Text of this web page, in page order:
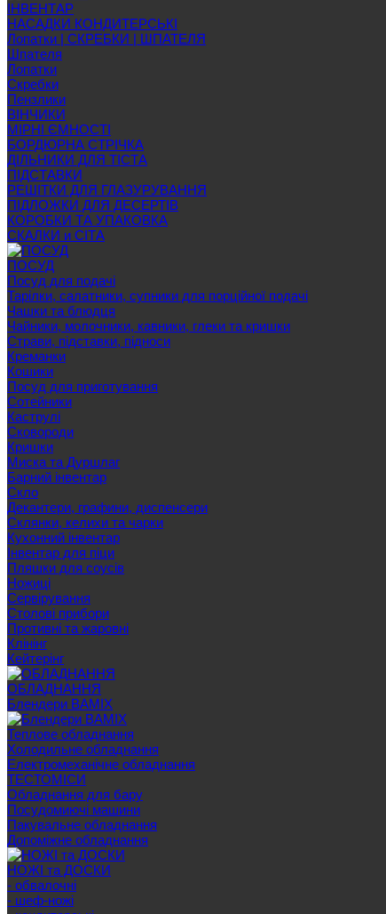
ІНВЕНТАР
НАСАДКИ КОНДИТЕРСЬКІ
Лопатки | СКРЕБКИ | ШПАТЕЛЯ
Шпателя
Лопатки
Скребки
Пензлики
ВІНЧИКИ
МІРНІ ЄМНОСТІ
БОРДЮРНА СТРІЧКА
ДІЛЬНИКИ ДЛЯ ТІСТА
ПІДСТАВКИ
РЕШІТКИ ДЛЯ ГЛАЗУРУВАННЯ
ПІДЛОЖКИ ДЛЯ ДЕСЕРТІВ
КОРОБКИ ТА УПАКОВКА
СКАЛКИ и СІТА
ПОСУД
Посуд для подачі
Тарілки, салатники, супники для порційної подачі
Чашки та блюдця
Чайники, молочники, кавники, глеки та кришки
Страви, підставки, підноси
Креманки
Кошики
Посуд для приготування
Сотейники
Каструлі
Сковороди
Кришки
Миска та Дуршлаг
Барний інвентар
Скло
Декантери, графини, диспенсери
Склянки, келихи та чарки
Кухонний інвентар
Інвентар для піци
Пляшки для соусів
Ножиці
Сервірування
Cтолові прибори
Противні та жаровні
Клінінг
Кейтерінг
ОБЛАДНАННЯ
Блендери BAMIX
Теплове обладнання
Холодильне обладнання
Електромеханічне обладнання
ТЕСТОМІСИ
Обладнання для бару
Посудомиючі машини
Пакувальне обладнання
Допоміжне обладнання
НОЖІ та ДОСКИ
- обвалочні
- шеф-ножі